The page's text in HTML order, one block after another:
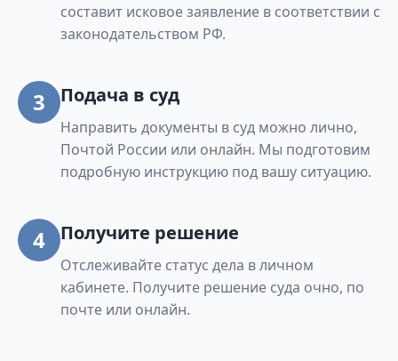
составит исковое заявление в соответствии с
законодательством РФ.
3 Подача в суд
Направить документы в суд можно лично,
Почтой России или онлайн. Мы подготовим
подробную инструкцию под вашу ситуацию.
4 Получите решение
Отслеживайте статус дела в личном
кабинете. Получите решение суда очно, по
почте или онлайн.